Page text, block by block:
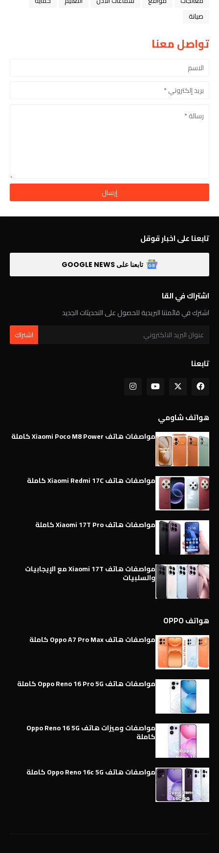
صيانة
تواصل معنا
تابعنا على اخبار قوقل
تابعنا على GOOGLE NEWS
اشتراك في القا
اشترك في قائمتنا البريدية للحصول على التحديثات الجديد
تابعنا
هواتف شاومي
مواصفات هاتف Xiaomi Poco M8 Power كاملة
مواصفات هاتف Xiaomi Redmi 17C كاملة
مواصفات هاتف Xiaomi 17T Pro كاملة
مواصفات هاتف Xiaomi 17T مع الإيجابيات
والسلبيات
هواتف OPPO
مواصفات هاتف Oppo A7 Pro Max كاملة
مواصفات هاتف Oppo Reno 16 Pro 5G كاملة
مواصفات وميزات هاتف Oppo Reno 16 5G
كاملة
مواصفات هاتف Oppo Reno 16c 5G كاملة